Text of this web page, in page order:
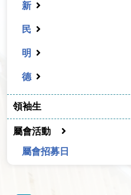
新
民
明
德
領袖生
屬會活動
屬會招募日